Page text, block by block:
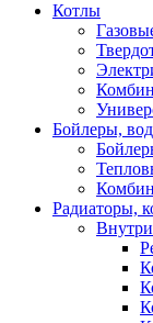
Котлы
Бойлеры,
Радиаторы,